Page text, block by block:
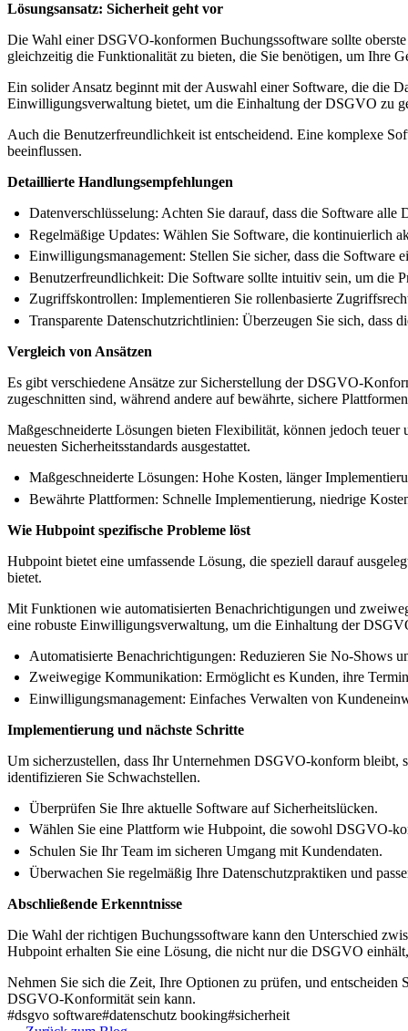
Lösungsansatz: Sicherheit geht vor
Die Wahl einer DSGVO-konformen Buchungssoftware sollte
gleichzeitig die Funktionalität zu bieten, die Sie benötigen, um Ihre
Ein solider Ansatz beginnt mit der Auswahl einer Software, die die
Einwilligungsverwaltung bietet, um die Einhaltung der DSGVO zu
Auch die Benutzerfreundlichkeit ist entscheidend. Eine komplexe
beeinflussen.
Detaillierte Handlungsempfehlungen
Datenverschlüsselung: Achten Sie darauf, dass die Software
Regelmäßige Updates: Wählen Sie Software, die kontinuierlich
Einwilligungsmanagement: Stellen Sie sicher, dass die
Benutzerfreundlichkeit: Die Software sollte intuitiv sein, um die
Zugriffskontrollen: Implementieren Sie rollenbasierte
Transparente Datenschutzrichtlinien: Überzeugen Sie sich,
Vergleich von Ansätzen
Es gibt verschiedene Ansätze zur Sicherstellung der DSGVO-
zugeschnitten sind, während andere auf bewährte, sichere
Maßgeschneiderte Lösungen bieten Flexibilität, können jedoch
neuesten Sicherheitsstandards ausgestattet.
Maßgeschneiderte Lösungen: Hohe Kosten, länger
Bewährte Plattformen: Schnelle Implementierung, niedrige
Wie Hubpoint spezifische Probleme löst
Hubpoint bietet eine umfassende Lösung, die speziell darauf
bietet.
Mit Funktionen wie automatisierten Benachrichtigungen und
eine robuste Einwilligungsverwaltung, um die Einhaltung der
Automatisierte Benachrichtigungen: Reduzieren Sie No-Shows
Zweiwegige Kommunikation: Ermöglicht es Kunden, ihre
Einwilligungsmanagement: Einfaches Verwalten von
Implementierung und nächste Schritte
Um sicherzustellen, dass Ihr Unternehmen DSGVO-konform bleibt,
identifizieren Sie Schwachstellen.
Überprüfen Sie Ihre aktuelle Software auf Sicherheitslücken.
Wählen Sie eine Plattform wie Hubpoint, die sowohl DSGVO-
Schulen Sie Ihr Team im sicheren Umgang mit Kundendaten.
Überwachen Sie regelmäßig Ihre Datenschutzpraktiken und
Abschließende Erkenntnisse
Die Wahl der richtigen Buchungssoftware kann den Unterschied
Hubpoint erhalten Sie eine Lösung, die nicht nur die DSGVO
Nehmen Sie sich die Zeit, Ihre Optionen zu prüfen, und
DSGVO-Konformität sein kann.
#dsgvo software#datenschutz booking#sicherheit